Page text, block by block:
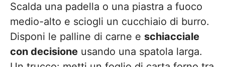
Scalda una padella o una piastra a fuoco
medio-alto e sciogli un cucchiaio di burro.
Disponi le palline di carne e schiacciale
con decisione usando una spatola larga.